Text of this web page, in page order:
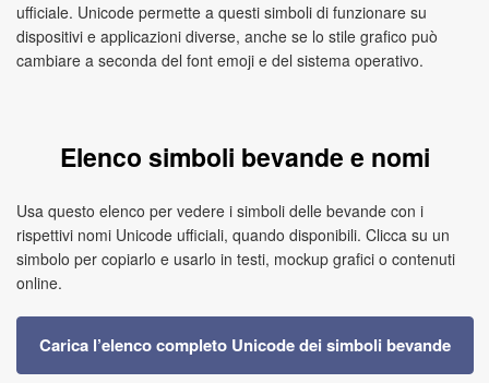
ufficiale. Unicode permette a questi simboli di funzionare su
dispositivi e applicazioni diverse, anche se lo stile grafico può
cambiare a seconda del font emoji e del sistema operativo.
Elenco simboli bevande e nomi
Usa questo elenco per vedere i simboli delle bevande con i
rispettivi nomi Unicode ufficiali, quando disponibili. Clicca su un
simbolo per copiarlo e usarlo in testi, mockup grafici o contenuti
online.
Carica l’elenco completo Unicode dei simboli bevande